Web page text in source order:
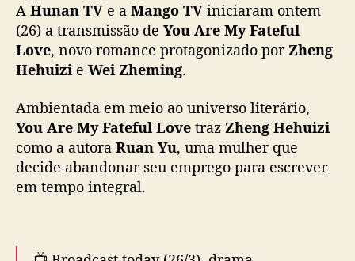
f
r
e
a
c
u
s
A Hunan TV e a Mango TV iniciaram ontem
(26) a transmissão de You Are My Fateful
Love, novo romance protagonizado porZheng
Hehuizi e Wei Zheming.
Ambientada em meio ao universo literário,
You Are My Fateful Love traz Zheng Hehuizi
como a autora Ruan Yu, uma mulher que
decide abandonar seu emprego para escrever
em tempo integral.